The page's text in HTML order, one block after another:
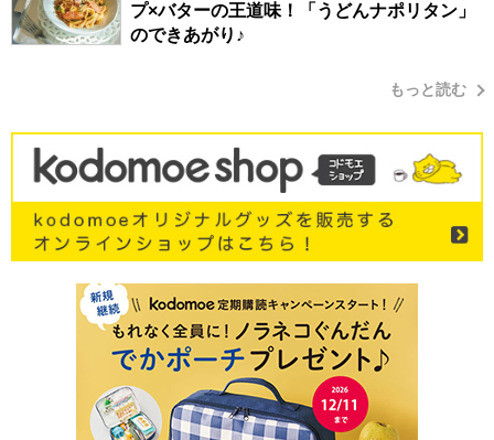
プ×バターの王道味！「うどんナポリタン」
のできあがり♪
もっと読む